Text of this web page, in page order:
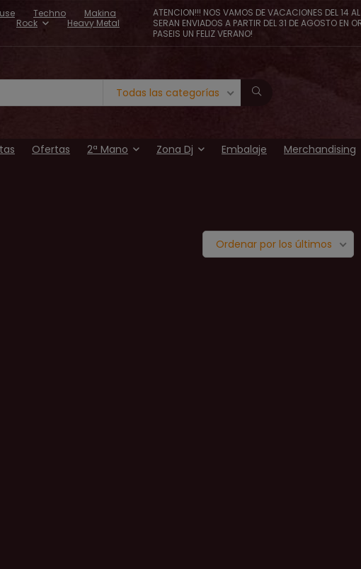
Techno
Makina
Rock
Heavy Metal
ATENCION!!! NOS VAMOS DE VACACIONES DEL 14
SERAN ENVIADOS A PARTIR DEL 31 DE AGOSTO EN
PASEIS UN FELIZ VERANO!
Todas las categorías
Ofertas 2ª Mano Zona Dj Embalaje Merchandising
Ordenar por los últimos